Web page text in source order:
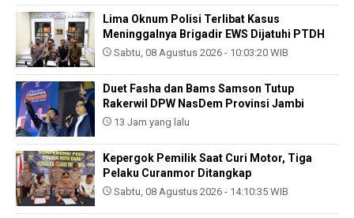
Lima Oknum Polisi Terlibat Kasus
Meninggalnya Brigadir EWS Dijatuhi PTDH
Sabtu, 08 Agustus 2026 - 10:03:20 WIB
Duet Fasha dan Bams Samson Tutup
Rakerwil DPW NasDem Provinsi Jambi
13 Jam yang lalu
Kepergok Pemilik Saat Curi Motor, Tiga
Pelaku Curanmor Ditangkap
Sabtu, 08 Agustus 2026 - 14:10:35 WIB